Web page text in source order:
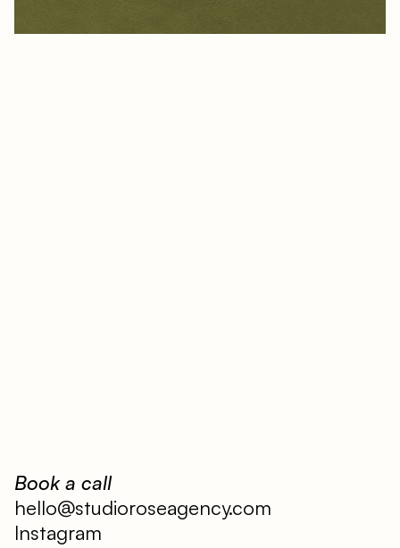
ANNE MOREAU
Book a call
hello@studioroseagency.com
Instagram